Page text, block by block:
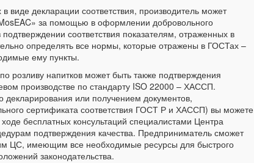
виде декларации соответствия, производитель может
за помощью в оформлении добровольного
соответствия показателям, отраженных в
определять все нормы, которые отражены в ГОСТах –
ему пункты.
розливу напитков может быть также подтверждения
производстве по стандарту ISO 22000 – ХАССП.
декларирования или получением документов,
сертификата соответствия ГОСТ Р и ХАССП) вы можете
бесплатных консультаций специалистами Центра
подтверждения качества. Предприниматель сможет
ЦС, имеющим все необходимые ресурсы для быстрого
законодательства.